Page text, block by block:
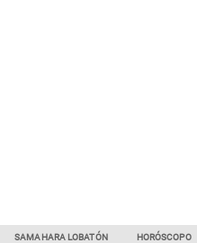
SAMAHARA LOBATÓN HORÓSCOPO